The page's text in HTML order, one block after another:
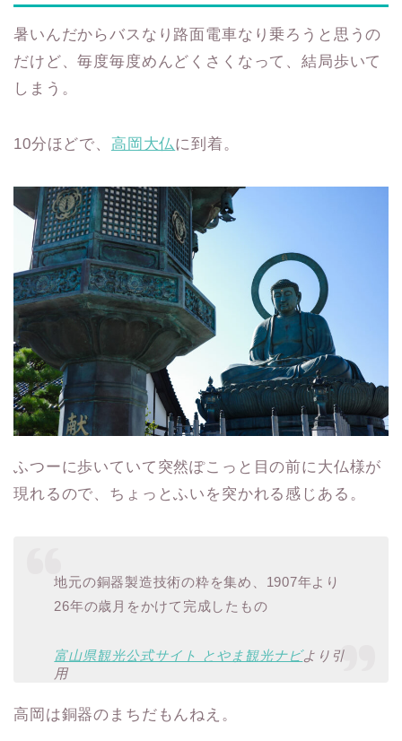
暑いんだからバスなり路面電車なり乗ろうと思うの
だけど、毎度毎度めんどくさくなって、結局歩いて
しまう。
10分ほどで、 高岡大仏に到着。
ふつーに歩いていて突然ぽこっと目の前に大仏様が
現れるので、ちょっとふいを突かれる感じある。
地元の銅器製造技術の粋を集め、1907年より
26年の歳月をかけて完成したもの
富山県観光公式サイト とやま観光ナビより引
用
高岡は銅器のまちだもんねえ。